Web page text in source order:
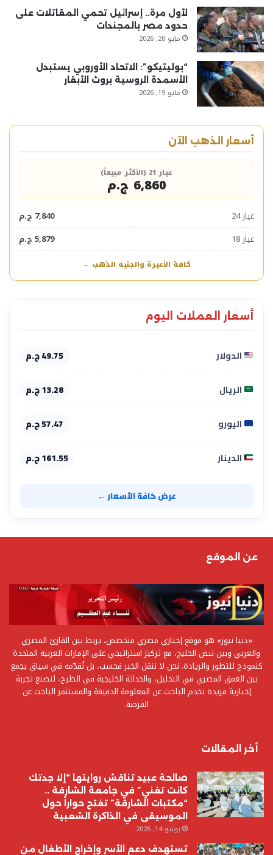
لأول مرة.. إسرائيل تحمي المقاتلات على
حدود مصر بالمجندات
مايو 20, 2026
“بوليتيكو”: الاتحاد الأوروبي يستبدل
الأسمدة الروسية بروث الأبقار
مايو 19, 2026
أسعار الذهب الآن
عيار 21 (الأكثر مبيعاً)
6,860 ج.م
عيار 24
7,840 ج.م
عيار 18
5,879 ج.م
كافة الأعيرة والجنيه الذهب ←
أسعار العملات اليوم
الدولار 49.75 ج.م
الريال 13.28 ج.م
اليورو 57.47 ج.م
الدينار 161.55 ج.م
عرض كافة الأسعار ←
عن الموقع
«دنيا نيوز» هو موقع إخباري مصري متخصص، يربط بين القارئ المصري
والعربي وبين نبض الخليج، مع تركيز استراتيجي على الإمارات العربية المتحدة
كنموذج للتطور والريادة. نحن لا ننقل الخبر فحسب، بل نُقدّمه في سياق يجمع
بين العمق المصري في التحليل، والحداثة الخليجية في الطرح، لنصنع تجربة
إخبارية فريدة تخدم الباحث عن المعلومة الدقيقة والمستثمر الباحث عن
الفرصة.
أخر المقالات
صالحة عبيد تناقش روايتها “إلا جدتك
كانت تغني” في جامعة الشارقة ..
“مكتبات الشارقة” تفتح حواراً حول
الموسيقى في الذاكرة الشعبية
يونيو 14, 2026
تستهدف دعم الأسر وإخراج الأطفال من